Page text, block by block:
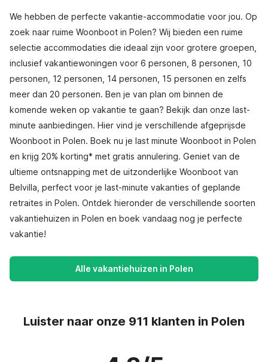
We hebben de perfecte vakantie-accommodatie voor jou. Op
zoek naar ruime Woonboot in Polen? Wij bieden een ruime
selectie accommodaties die ideaal zijn voor grotere groepen,
inclusief vakantiewoningen voor 6 personen, 8 personen, 10
personen, 12 personen, 14 personen, 15 personen en zelfs
meer dan 20 personen. Ben je van plan om binnen de
komende weken op vakantie te gaan? Bekijk dan onze last-
minute aanbiedingen. Hier vind je verschillende afgeprijsde
Woonboot in Polen. Boek nu je last minute Woonboot in Polen
en krijg 20% korting* met gratis annulering. Geniet van de
ultieme ontsnapping met de uitzonderlijke Woonboot van
Belvilla, perfect voor je last-minute vakanties of geplande
retraites in Polen. Ontdek hieronder de verschillende soorten
vakantiehuizen in Polen en boek vandaag nog je perfecte
vakantie!
Alle vakantiehuizen in Polen
Luister naar onze 911 klanten in Polen